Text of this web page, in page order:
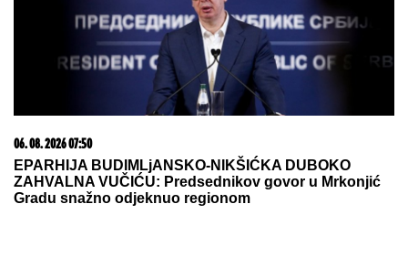
06. 08. 2026 07:50
EPARHIJA BUDIMLjANSKO-NIKŠIĆKA DUBOKO
ZAHVALNA VUČIĆU: Predsednikov govor u Mrkonjić
Gradu snažno odjeknuo regionom